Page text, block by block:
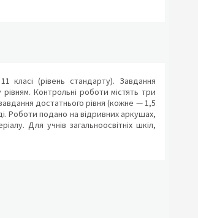
класі (рівень стандарту). Завдання
Контрольні роботи містять три
достатнього рівня (кожне — 1,5
Роботи подано на відривних аркушах,
Для учнів загальноосвітніх шкіл,